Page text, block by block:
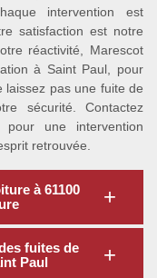
intervention est
satisfaction est notre
réactivité, Marescot
à Saint Paul, pour
laissez pas une fuite de
sécurité. Contactez
pour une intervention
retrouvée.
à 61100
fuites de
Paul